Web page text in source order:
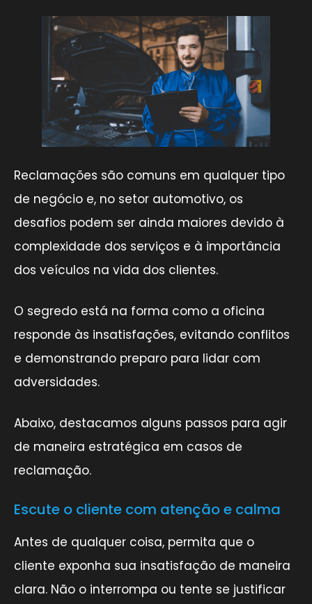
Reclamações são comuns em qualquer tipo
de negócio e, no setor automotivo, os
desafios podem ser ainda maiores devido à
complexidade dos serviços e à importância
dos veículos na vida dos clientes.
O segredo está na forma como a oficina
responde às insatisfações, evitando conflitos
e demonstrando preparo para lidar com
adversidades.
Abaixo, destacamos alguns passos para agir
de maneira estratégica em casos de
reclamação.
Escute o cliente com atenção e calma
Antes de qualquer coisa, permita que o
cliente exponha sua insatisfação de maneira
clara. Não o interrompa ou tente se justificar